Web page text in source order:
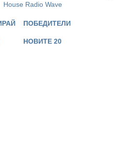
House Radio Wave
ПОБЕДИТЕЛИ
НОВИТЕ 20